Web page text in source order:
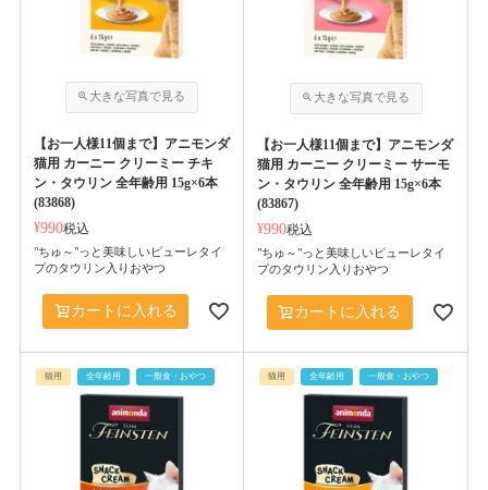
【お一人様11個まで】アニモンダ
猫用 カーニー クリーミー チキ
ン・タウリン 全年齢用 15g×6本
(83868)
¥990税込
"ちゅ～"っと美味しいピューレタイ
プのタウリン入りおやつ
カートに入れる
【お一人様11個まで】アニモンダ
猫用 カーニー クリーミー サーモ
ン・タウリン 全年齢用 15g×6本
(83867)
¥990税込
"ちゅ～"っと美味しいピューレタイ
プのタウリン入りおやつ
カートに入れる
猫用 全年齢用 一般食・おやつ 猫用 全年齢用 一般食・おやつ